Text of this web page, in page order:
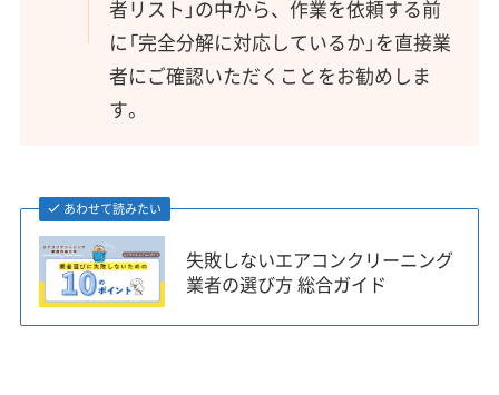
者リスト」の中から、作業を依頼する前
に「完全分解に対応しているか」を直接業
者にご確認いただくことをお勧めしま
す。
あわせて読みたい
失敗しないエアコンクリーニング
業者の選び方 総合ガイド